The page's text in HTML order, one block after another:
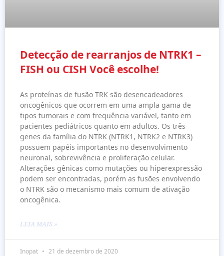
Detecção de rearranjos de NTRK1 –
FISH ou CISH Você escolhe!
As proteínas de fusão TRK são desencadeadores
oncogênicos que ocorrem em uma ampla gama de
tipos tumorais e com frequência variável, tanto em
pacientes pediátricos quanto em adultos. Os três
genes da família do NTRK (NTRK1, NTRK2 e NTRK3)
possuem papéis importantes no desenvolvimento
neuronal, sobrevivência e proliferação celular.
Alterações gênicas como mutações ou hiperexpressão
podem ser encontradas, porém as fusões envolvendo
o NTRK são o mecanismo mais comum de ativação
oncogênica.
LEIA MAIS »
Inopat 21 de dezembro de 2020